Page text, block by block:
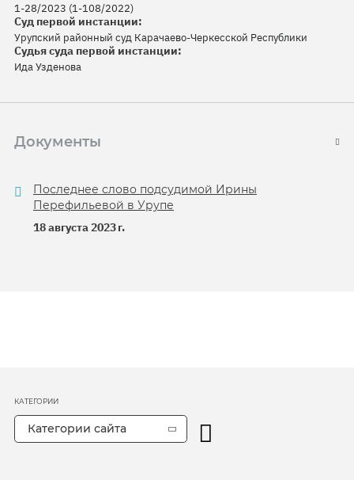
1-28/2023 (1-108/2022)
Суд первой инстанции:
Урупский районный суд Карачаево-Черкесской Республики
Судья суда первой инстанции:
Ида Узденова
Документы
Последнее слово подсудимой Ирины
Перефильевой в Урупе
18 августа 2023 г.
КАТЕГОРИИ
Категории сайта